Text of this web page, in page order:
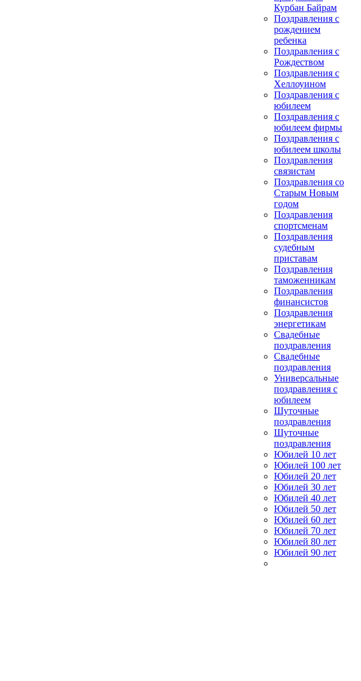
Курбан Байрам
Поздравления с
рождением
ребенка
Поздравления с
Рождеством
Поздравления с
Хеллоуином
Поздравления с
юбилеем
Поздравления с
юбилеем фирмы
Поздравления с
юбилеем школы
Поздравления
связистам
Поздравления со
Старым Новым
годом
Поздравления
спортсменам
Поздравления
судебным
приставам
Поздравления
таможенникам
Поздравления
финансистов
Поздравления
энергетикам
Свадебные
поздравления
Свадебные
поздравления
Универсальные
поздравления с
юбилеем
Шуточные
поздравления
Шуточные
поздравления
Юбилей 10 лет
Юбилей 100 лет
Юбилей 20 лет
Юбилей 30 лет
Юбилей 40 лет
Юбилей 50 лет
Юбилей 60 лет
Юбилей 70 лет
Юбилей 80 лет
Юбилей 90 лет